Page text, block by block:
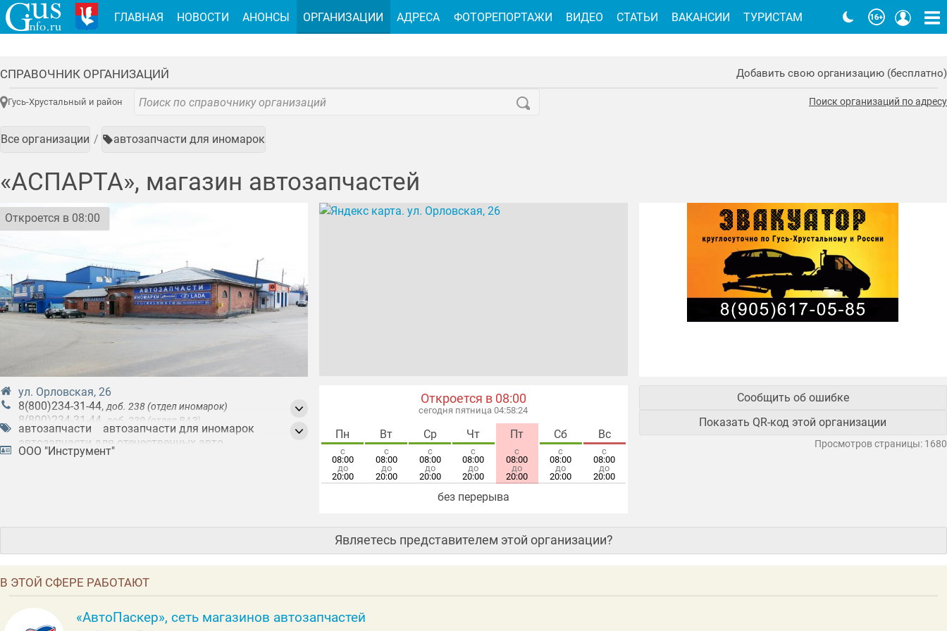
СПРАВОЧНИК ОРГАНИЗАЦИЙ Добавить свою организацию (бесплатно)
Гусь-Хрустальный и район Поиск организаций по адресу
Все организации автозапчасти для иномарок
«АСПАРТА», магазин автозапчастей
Откроется в 08:00
ул. Орловская, 26
8(800)234-31-44,доб. 238 (отдел иномарок)
8(800)234-31-44 доб. 230 (отдел ВАЗ)
8(800)234-31-44 ,доб. 233 (отдел ГАЗ и автоэмали)
автозапчасти
автозапчасти для иномарок
автозапчасти для отечественных авто
автомасла
автотовары
запчасти для грузовых иномарок
колесные диски
малярное оборудование
расходные материалы для авто
шины
ООО "Инструмент"
Откроется в 08:00
сегодня пятница 04:58:25
Пн
с
08:00
до
20:00
Вт
с
08:00
до
20:00
Ср
с
08:00
до
20:00
Чт
с
08:00
до
20:00
Пт
с
08:00
до
20:00
Сб
с
08:00
до
20:00
Вс
с
08:00
до
20:00
без перерыва
Сообщить об ошибке
Показать QR-код этой организации
Просмотров страницы: 1680
Являетесь представителем этой организации?
В ЭТОЙ СФЕРЕ РАБОТАЮТ
«АвтоПаскер», сеть магазинов автозапчастей
ГЛАВНАЯ НОВОСТИ АНОНСЫ ОРГАНИЗАЦИИ АДРЕСА ФОТОРЕПОРТАЖИ ВИДЕО СТАТЬИ ВАКАНСИИ ТУРИСТАМ